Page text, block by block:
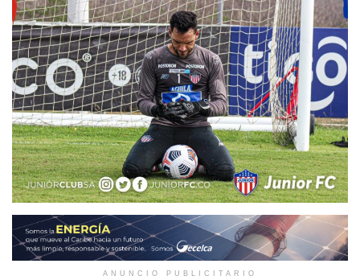
ANUNCIO PUBLICITARIO